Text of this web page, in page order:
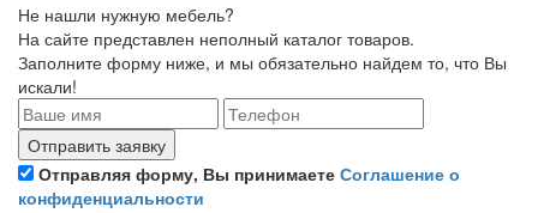
Не нашли нужную мебель?
На сайте представлен неполный каталог товаров.
Заполните форму ниже, и мы обязательно найдем то, что Вы
искали!
Отправляя форму, Вы принимаете Соглашение о
конфиденциальности